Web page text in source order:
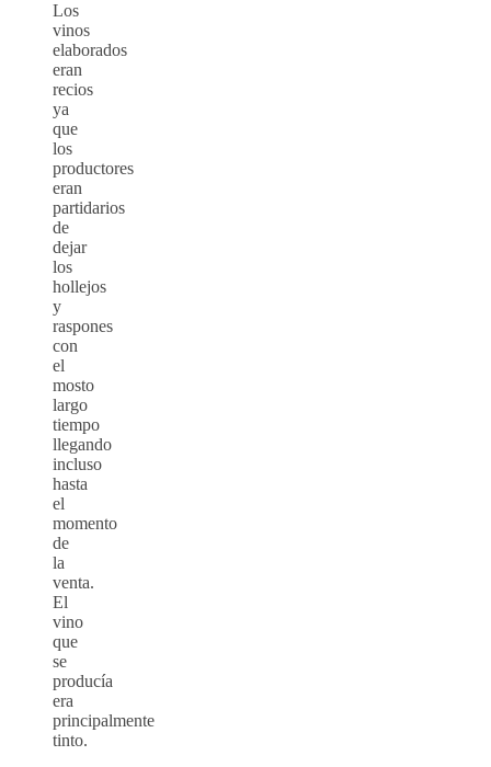
Los
vinos
elaborados
eran
recios
ya
que
los
productores
eran
partidarios
de
dejar
los
hollejos
y
raspones
con
el
mosto
largo
tiempo
llegando
incluso
hasta
el
momento
de
la
venta.
El
vino
que
se
producía
era
principalmente
tinto.